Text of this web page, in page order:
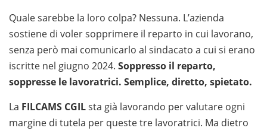
Quale sarebbe la loro colpa? Nessuna. L’azienda
sostiene di voler sopprimere il reparto in cui lavorano,
senza però mai comunicarlo al sindacato a cui si erano
iscritte nel giugno 2024. Soppresso il reparto,
soppresse le lavoratrici. Semplice, diretto, spietato.
La FILCAMS CGILsta già lavorando per valutare ogni
margine di tutela per queste tre lavoratrici. Ma dietro